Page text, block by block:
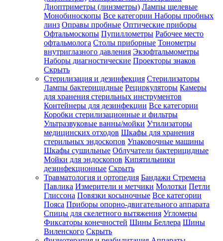
Диоптриметры (линзметры) Лампы щелевые
Монобиноскопы Все категории Наборы пробных
линз Оправы пробные Оптические приборы
Офтальмоскопы Пупиллометры Рабочее место
офтальмолога Столы приборные Тонометры
внутриглазного давления Экзофтальмометры
Наборы диагностические Проекторы знаков
Скрыть
Стерилизация и дезинфекция Стерилизаторы
Лампы бактерицидные Рециркуляторы Камеры
для хранения стерильных инструментов
Контейнеры для дезинфекции Все категории
Коробки стерилизационные и фильтры
Ультразвуковые ванны/мойки Утилизаторы
медицинских отходов Шкафы для хранения
стерильных эндоскопов Упаковочные машины
Шкафы сушильные Облучатели бактерицидные
Мойки для эндоскопов Кипятильники
дезинфекционные Скрыть
Травматология и ортопедия Бандажи Стремена
Павлика Измерители и метчики Молотки Петли
Глиссона Повязки косыночные Все категории
Пояса Приборы опорно-двигательного аппарата
Спицы для скелетного вытяжения Угломеры
Фиксаторы конечностей Шины Беллера Шины
Виленского Скрыть